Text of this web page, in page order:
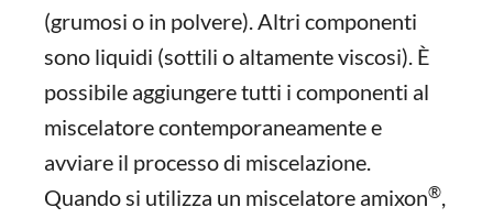
(grumosi o in polvere). Altri componenti
sono liquidi (sottili o altamente viscosi). È
possibile aggiungere tutti i componenti al
miscelatore contemporaneamente e
avviare il processo di miscelazione.
Quando si utilizza un miscelatore amixon®,